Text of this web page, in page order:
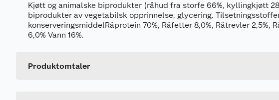
Kjøtt og animalske biprodukter (råhud fra storfe 66%, kyllingkjøtt
biprodukter av vegetabilsk opprinnelse, glycering.
konserveringsmiddelRåprotein 70%, Råfetter 8,0%, Råtrevler 2,5%,
6,0% Vann 16%.
Produktomtaler
Generelt
Leverandørens artikkelnummer